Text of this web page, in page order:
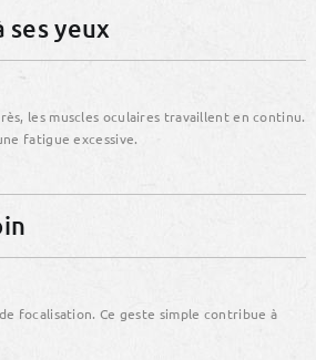
ses yeux
les muscles oculaires travaillent en continu.
fatigue excessive.
focalisation. Ce geste simple contribue à